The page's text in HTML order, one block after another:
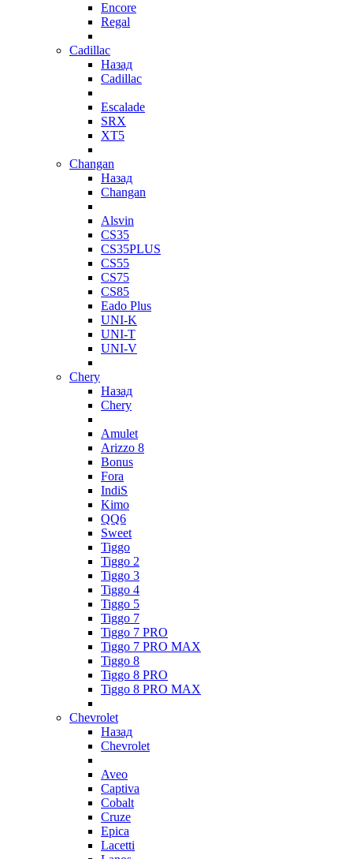
Encore
Regal
Cadillac
Назад
Cadillac
Escalade
SRX
XT5
Changan
Назад
Changan
Alsvin
CS35
CS35PLUS
CS55
CS75
CS85
Eado Plus
UNI-K
UNI-T
UNI-V
Chery
Назад
Chery
Amulet
Arizzo 8
Bonus
Fora
IndiS
Kimo
QQ6
Sweet
Tiggo
Tiggo 2
Tiggo 3
Tiggo 4
Tiggo 5
Tiggo 7
Tiggo 7 PRO
Tiggo 7 PRO MAX
Tiggo 8
Tiggo 8 PRO
Tiggo 8 PRO MAX
Chevrolet
Назад
Chevrolet
Aveo
Captiva
Cobalt
Cruze
Epica
Lacetti